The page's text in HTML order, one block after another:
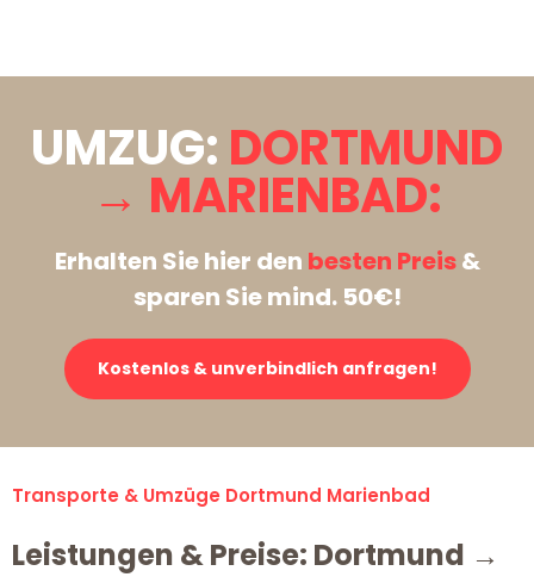
UMZUG: DORTMUND
→ MARIENBAD:
Erhalten Sie hier den besten Preis&
sparen Sie mind. 50€!
Kostenlos & unverbindlich anfragen!
Transporte & Umzüge Dortmund Marienbad
Leistungen & Preise: Dortmund →